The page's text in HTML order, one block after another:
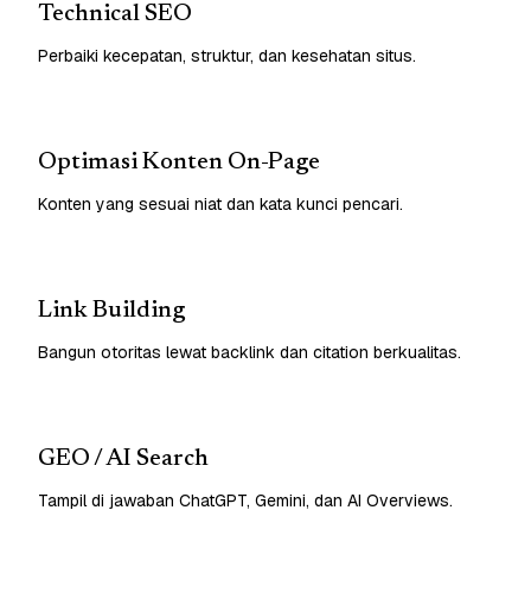
Technical SEO
Perbaiki kecepatan, struktur, dan kesehatan situs.
Optimasi Konten On-Page
Konten yang sesuai niat dan kata kunci pencari.
Link Building
Bangun otoritas lewat backlink dan citation berkualitas.
GEO / AI Search
Tampil di jawaban ChatGPT, Gemini, dan AI Overviews.